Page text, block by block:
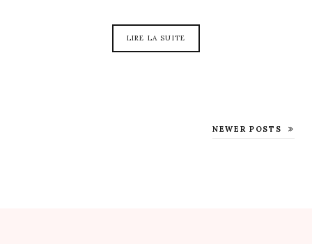
LIRE LA SUITE
NEWER POSTS